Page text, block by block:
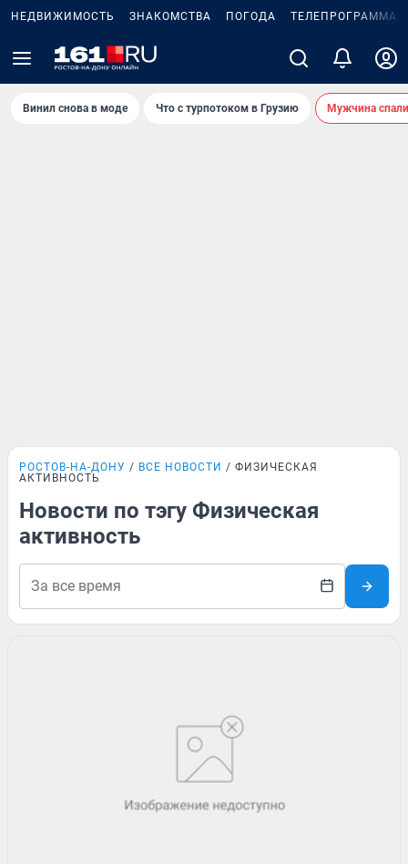
НЕДВИЖИМОСТЬ ЗНАКОМСТВА ПОГОДА ТЕЛЕПРОГРАММА
Винил снова в моде Что с турпотоком в Грузию Мужчина
РОСТОВ-НА-ДОНУ ВСЕ НОВОСТИ
ФИЗИЧЕСКАЯ
АКТИВНОСТЬ
Новости по тэгу Физическая
активность